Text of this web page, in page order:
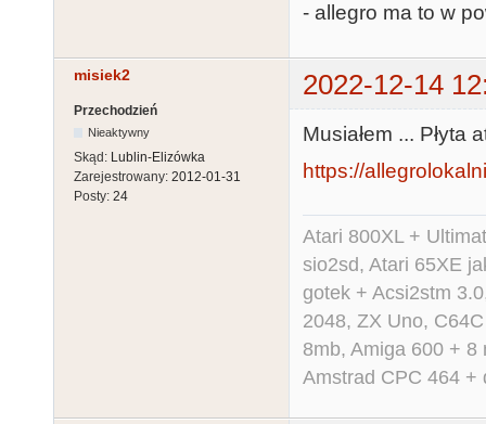
- allegro ma to w
misiek2 2022-12-14
Przechodzień
Nieaktywny
Skąd: Lublin-Elizówka
Zarejestrowany: 2012-01-31
Posty: 24
Musiałem ... Płyta
https://
Atari 800XL +
sio2sd, Atari 65XE
gotek + Acsi2stm
2048, ZX Uno,
8mb, Amiga 600 + 8
Amstrad CPC 464 +